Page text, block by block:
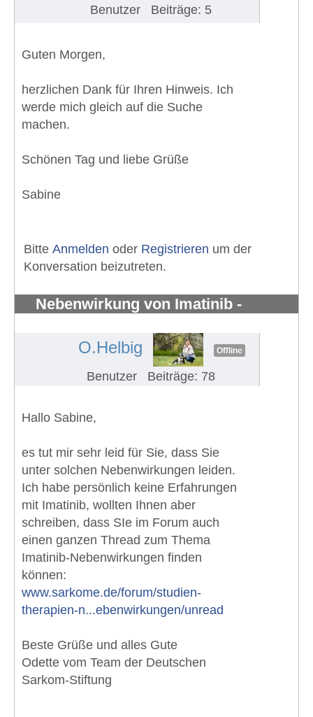
Benutzer Beiträge: 5
Guten Morgen,
herzlichen Dank für Ihren Hinweis. Ich
werde mich gleich auf die Suche
machen.
Schönen Tag und liebe Grüße
Sabine
Bitte Anmelden oder Registrieren um der
Konversation beizutreten.
Nebenwirkung von Imatinib -
O.Helbig Offline
Benutzer Beiträge: 78
Hallo Sabine,
es tut mir sehr leid für Sie, dass Sie
unter solchen Nebenwirkungen leiden.
Ich habe persönlich keine Erfahrungen
mit Imatinib, wollten Ihnen aber
schreiben, dass SIe im Forum auch
einen ganzen Thread zum Thema
Imatinib-Nebenwirkungen finden
können:
www.sarkome.de/forum/studien-
therapien-n...ebenwirkungen/unread
Beste Grüße und alles Gute
Odette vom Team der Deutschen
Sarkom-Stiftung